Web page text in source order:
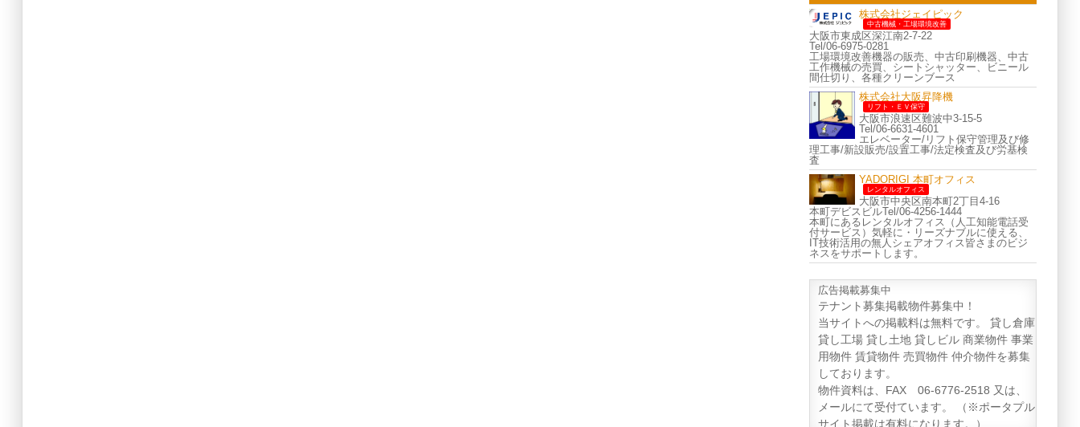
株式会社ジェイピック
中古機械・工場環境改善
大阪市東成区深江南2-7-22
Tel/06-6975-0281
工場環境改善機器の販売、中古印刷機器、中古
工作機械の売買、シートシャッター、ビニール
間仕切り、各種クリーンブース
株式会社大阪昇降機
リフト・ＥＶ保守
大阪市浪速区難波中3-15-5
Tel/06-6631-4601
エレベーター/リフト保守管理及び修
理工事/新設販売/設置工事/法定検査及び労基検
査
YADORIGI 本町オフィス
レンタルオフィス
大阪市中央区南本町2丁目4-16
本町デビスビルTel/06-4256-1444
本町にあるレンタルオフィス（人工知能電話受
付サービス）気軽に・リーズナブルに使える、
IT技術活用の無人シェアオフィス皆さまのビジ
ネスをサポートします。
広告掲載募集中
テナント募集掲載物件募集中！
当サイトへの掲載料は無料です。 貸し倉庫
貸し工場 貸し土地 貸しビル 商業物件 事業
用物件 賃貸物件 売買物件 仲介物件を募集
しております。
物件資料は、FAX 06-6776-2518 又は、
メールにて受付ています。 （※ポータプル
サイト掲載は有料になります。）